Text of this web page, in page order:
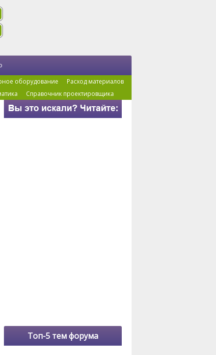
оборудование
Расход материалов
Справочник проектировщика
Топ-5 тем форума